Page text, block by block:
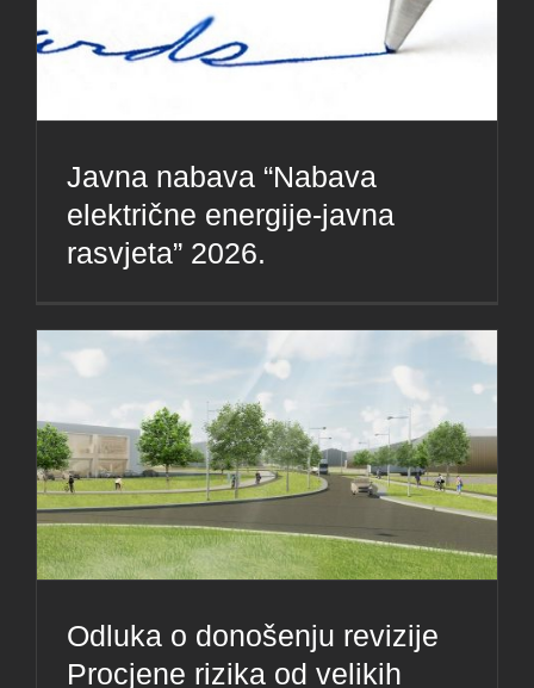
Javna nabava “Nabava
električne energije-javna
rasvjeta” 2026.
Odluka o donošenju revizije
Procjene rizika od velikih